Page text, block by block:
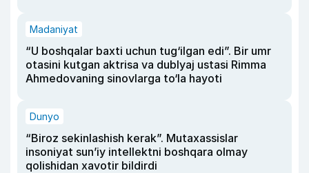
Madaniyat
“U boshqalar baxti uchun tug‘ilgan edi”. Bir umr
otasini kutgan aktrisa va dublyaj ustasi Rimma
Ahmedovaning sinovlarga to‘la hayoti
Dunyo
“Biroz sekinlashish kerak”. Mutaxassislar
insoniyat sun’iy intellektni boshqara olmay
qolishidan xavotir bildirdi